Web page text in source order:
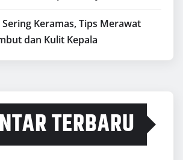
Sering Keramas, Tips Merawat
dan Kulit Kepala
TERBARU